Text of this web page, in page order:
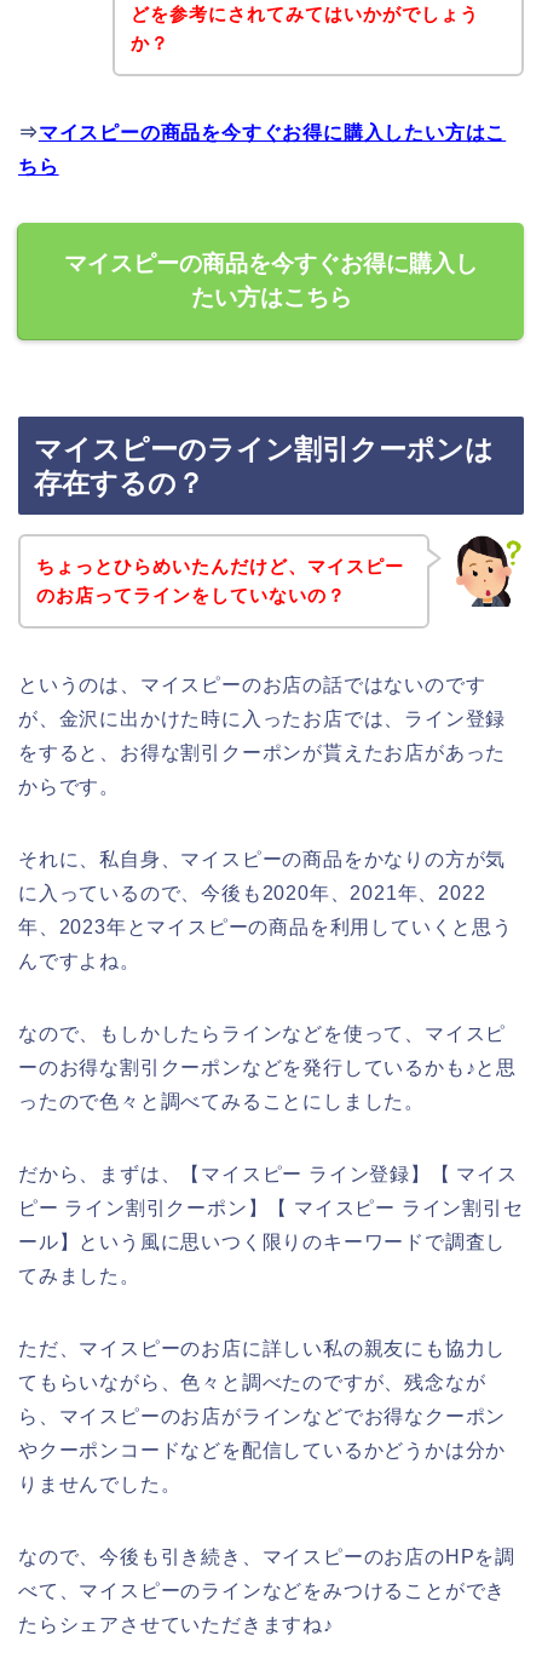
どを参考にされてみてはいかがでしょう
か？
⇒マイスピーの商品を今すぐお得に購入したい方はこ
ちら
マイスピーの商品を今すぐお得に購入し
たい方はこちら
マイスピーのライン割引クーポンは
存在するの？
ちょっとひらめいたんだけど、マイスピー
のお店ってラインをしていないの？
というのは、マイスピーのお店の話ではないのです
が、金沢に出かけた時に入ったお店では、ライン登録
をすると、お得な割引クーポンが貰えたお店があった
からです。
それに、私自身、マイスピーの商品をかなりの方が気
に入っているので、今後も2020年、2021年、2022
年、2023年とマイスピーの商品を利用していくと思う
んですよね。
なので、もしかしたらラインなどを使って、マイスピ
ーのお得な割引クーポンなどを発行しているかも♪と思
ったので色々と調べてみることにしました。
だから、まずは、【マイスピー ライン登録】【 マイス
ピー ライン割引クーポン】【 マイスピー ライン割引セ
ール】という風に思いつく限りのキーワードで調査し
てみました。
ただ、マイスピーのお店に詳しい私の親友にも協力し
てもらいながら、色々と調べたのですが、残念なが
ら、マイスピーのお店がラインなどでお得なクーポン
やクーポンコードなどを配信しているかどうかは分か
りませんでした。
なので、今後も引き続き、マイスピーのお店のHPを調
べて、マイスピーのラインなどをみつけることができ
たらシェアさせていただきますね♪